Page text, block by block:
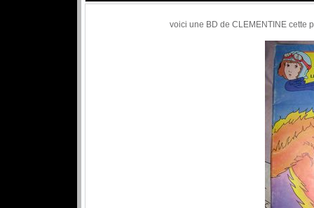
voici une BD de CLEMENTINE cette